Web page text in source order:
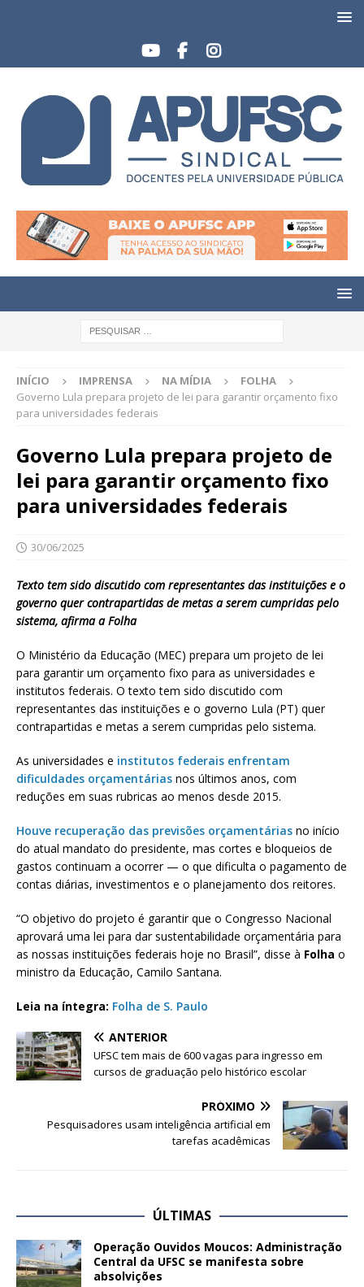
INÍCIO IMPRENSA NA MÍDIA
FOLHA
Governo Lula prepara projeto de lei para garantir orçamento fixo
para universidades federais
Governo Lula prepara projeto de
lei para garantir orçamento fixo
para universidades federais
30/06/2025
Texto tem sido discutido com representantes das instituições e o
governo quer contrapartidas de metas a serem cumpridas pelo
sistema, afirma a Folha
O Ministério da Educação (MEC) prepara um projeto de lei
para garantir um orçamento fixo para as universidades e
institutos federais. O texto tem sido discutido com
representantes das instituições e o governo Lula (PT) quer
contrapartidas e metas a serem cumpridas pelo sistema.
As universidades e institutos federais enfrentam
dificuldades orçamentárias nos últimos anos, com
reduções em suas rubricas ao menos desde 2015.
Houve recuperação das previsões orçamentárias no início
do atual mandato do presidente, mas cortes e bloqueios de
gastos continuam a ocorrer — o que dificulta o pagamento de
contas diárias, investimentos e o planejamento dos reitores.
“O objetivo do projeto é garantir que o Congresso Nacional
aprovará uma lei para dar sustentabilidade orçamentária para
as nossas instituições federais hoje no Brasil”, disse à Folha o
ministro da Educação, Camilo Santana.
Leia na íntegra: Folha de S. Paulo
ANTERIOR
UFSC tem mais de 600 vagas para ingresso em
cursos de graduação pelo histórico escolar
PRÓXIMO
Pesquisadores usam inteligência artificial em
tarefas acadêmicas
ÚLTIMAS
Operação Ouvidos Moucos: Administração
Central da UFSC se manifesta sobre
absolvições